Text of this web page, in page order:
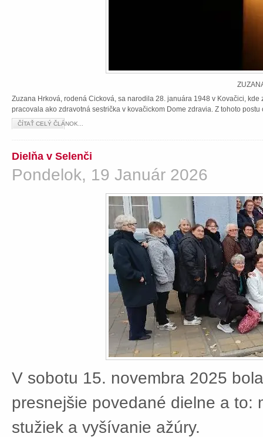
Zuzana Hrková, rodená Cicková, sa narodila 28. januára 1948 v Kovačici,
pracovala ako zdravotná sestrička v kovačickom Dome zdravia. Z tohoto
ČÍTAŤ CELÝ ČLÁNOK...
Dielňa v Selenči
Pondelok, 19 Január 2026
V sobotu 15. novembra 2025
presnejšie povedané dielne a to:
stužiek a vyšívanie ažúry.